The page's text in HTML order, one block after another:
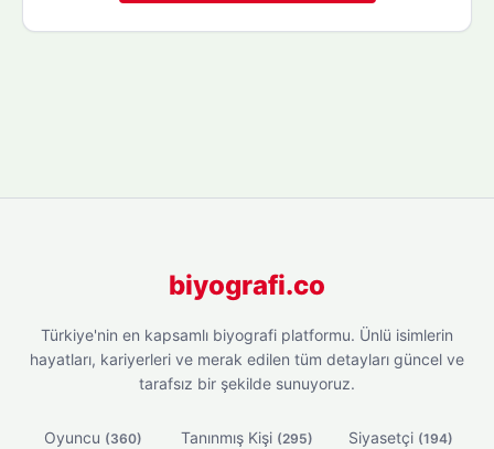
biyografi.co
Türkiye'nin en kapsamlı biyografi platformu. Ünlü isimlerin
hayatları, kariyerleri ve merak edilen tüm detayları güncel ve
tarafsız bir şekilde sunuyoruz.
Oyuncu (360) Tanınmış Kişi (295) Siyasetçi (194)